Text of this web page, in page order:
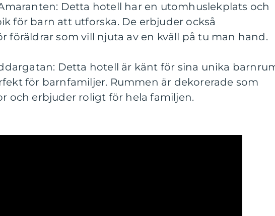
Detta hotell har en utomhuslekplats och
för barn att utforska. De erbjuder också
föräldrar som vill njuta av en kväll på tu man hand.
Detta hotell är känt för sina unika
för barnfamiljer. Rummen är dekorerade som
och erbjuder roligt för hela familjen.